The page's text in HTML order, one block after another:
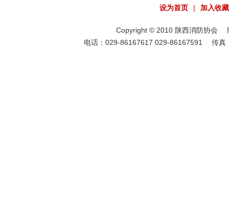
设为首页 | 加入收藏
Copyright © 2010 陕西消防协会
电话：029-86167617 029-86167591 传